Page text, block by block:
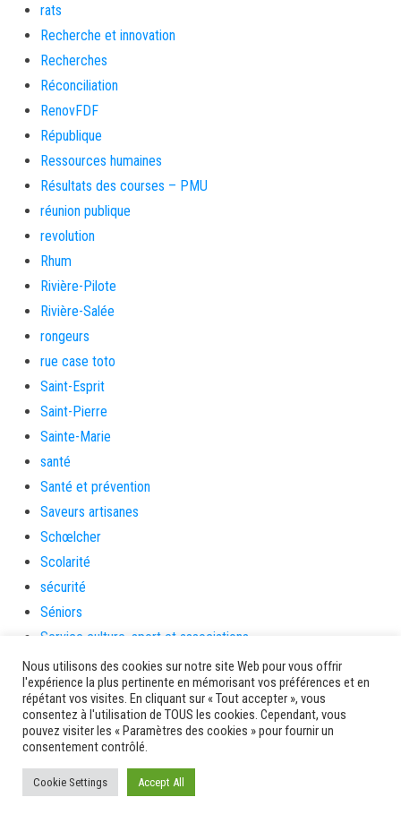
rats
Recherche et innovation
Recherches
Réconciliation
RenovFDF
République
Ressources humaines
Résultats des courses – PMU
réunion publique
revolution
Rhum
Rivière-Pilote
Rivière-Salée
rongeurs
rue case toto
Saint-Esprit
Saint-Pierre
Sainte-Marie
santé
Santé et prévention
Saveurs artisanes
Schœlcher
Scolarité
sécurité
Séniors
Service culture, sport et associations
Service de l'urbanisme
Services
sinistrés
social
Solidarités
Nous utilisons des cookies sur notre site Web pour vous offrir
l'expérience la plus pertinente en mémorisant vos préférences et en
répétant vos visites. En cliquant sur « Tout accepter », vous
consentez à l'utilisation de TOUS les cookies. Cependant, vous
pouvez visiter les « Paramètres des cookies » pour fournir un
consentement contrôlé.
Cookie Settings Accept All